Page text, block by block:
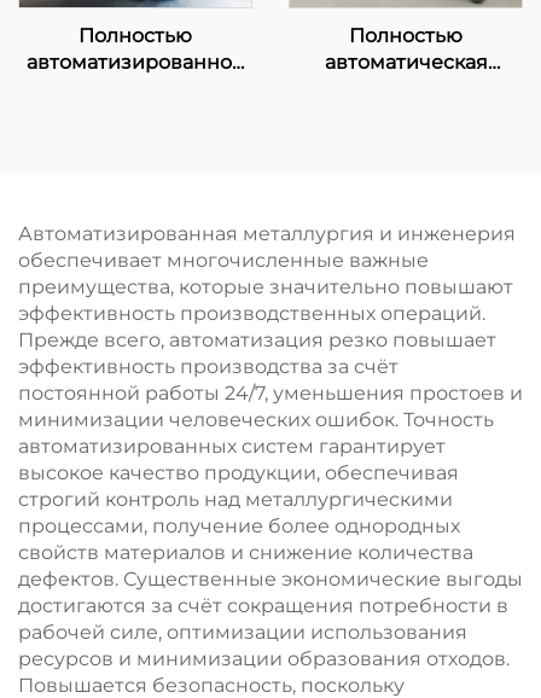
Полностью
автоматизированное
Полностью
автоматическая
Автоматизированная металлургия и инженерия
обеспечивает многочисленные важные
преимущества, которые значительно повышают
эффективность производственных операций.
Прежде всего, автоматизация резко повышает
эффективность производства за счёт
постоянной работы 24/7, уменьшения простоев и
минимизации человеческих ошибок. Точность
автоматизированных систем гарантирует
высокое качество продукции, обеспечивая
строгий контроль над металлургическими
процессами, получение более однородных
свойств материалов и снижение количества
дефектов. Существенные экономические выгоды
достигаются за счёт сокращения потребности в
рабочей силе, оптимизации использования
ресурсов и минимизации образования отходов.
Повышается безопасность, поскольку